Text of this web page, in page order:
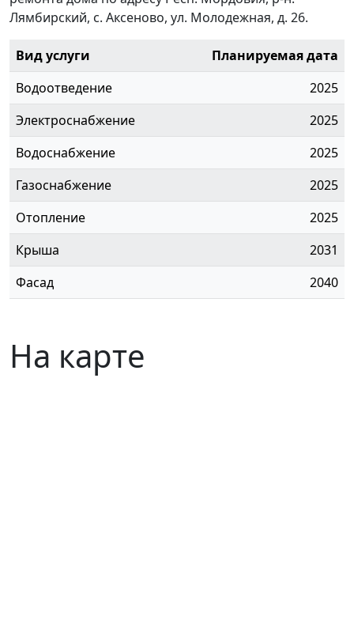
Лямбирский, с. Аксеново, ул. Молодежная, д. 26.
Вид услуги
Планируемая дата
Водоотведение
2025
Электроснабжение
2025
Водоснабжение
2025
Газоснабжение
2025
Отопление
2025
Крыша
2031
Фасад
2040
На карте